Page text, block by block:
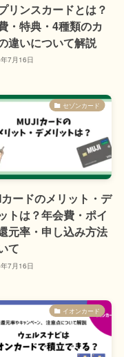
リンスカードとは？
・特典・4種類のカ
違いについて解説
7月16日
セゾンカード
ードのメリット・デ
トは？年会費・ポイ
元率・申し込み方法
て
7月16日
イオンカード